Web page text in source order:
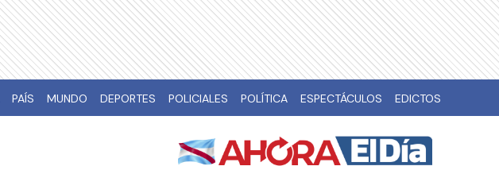
PAÍS MUNDO DEPORTES POLICIALES POLÍTICA ESPECTÁCULOS EDICTOS